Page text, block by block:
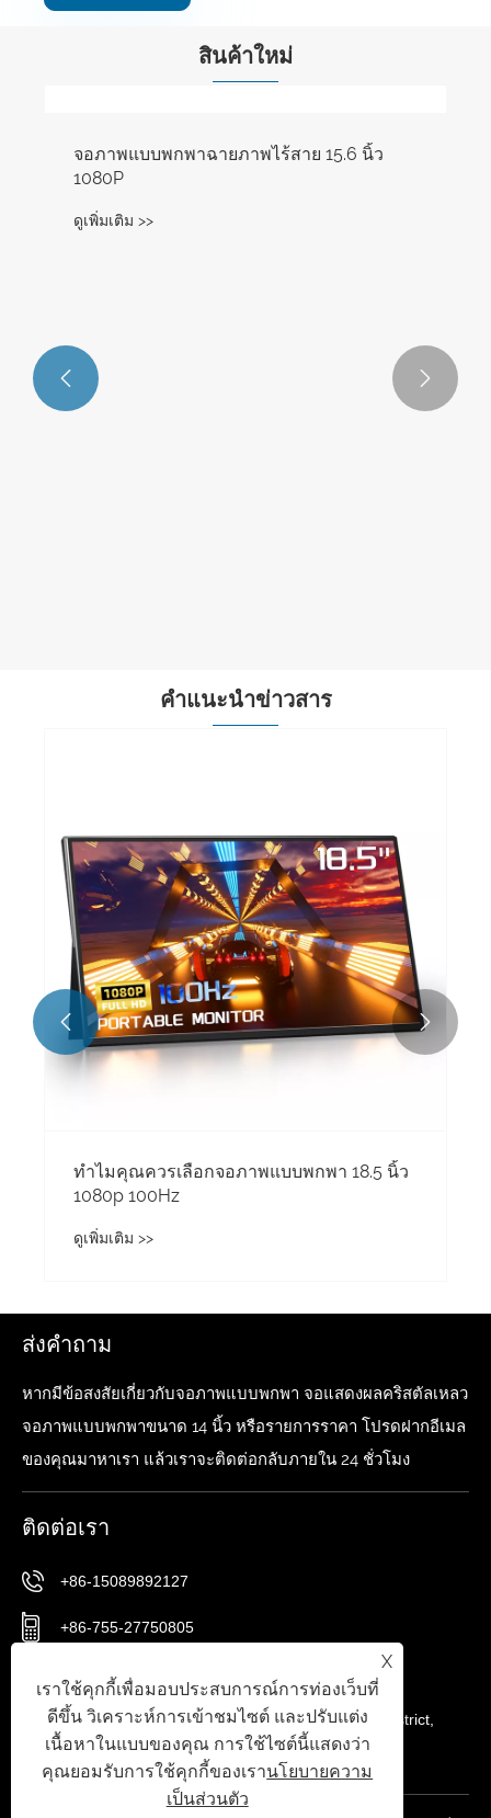
สินค้าใหม่
จอภาพแบบพกพาฉายภาพไร้สาย 15.6 นิ้ว
1080P
ดูเพิ่มเติม >>
 
คำแนะนำข่าวสาร
ทำไมคุณควรเลือกจอภาพแบบพกพา 18.5 นิ้ว
1080p 100Hz
ดูเพิ่มเติม >>
 
ส่งคำถาม
หากมีข้อสงสัยเกี่ยวกับจอภาพแบบพกพา จอแสดงผลคริสตัลเหลว
จอภาพแบบพกพาขนาด 14 นิ้ว หรือรายการราคา โปรดฝากอีเมล
ของคุณมาหาเรา แล้วเราจะติดต่อกลับภายใน 24 ชั่วโมง
ติดต่อเรา
+86-15089892127
+86-755-27750805
sxl@szsxkjkg.com
No.56 Gushu 1st Road, Xixiang Street, Baoan District,
เมืองเซินเจิ้น, มณฑลกวางตุ้ง, จีน
X
เราใช้คุกกี้เพื่อมอบประสบการณ์การท่องเว็บที่
ดีขึ้น วิเคราะห์การเข้าชมไซต์ และปรับแต่ง
เนื้อหาในแบบของคุณ การใช้ไซต์นี้แสดงว่า
คุณยอมรับการใช้คุกกี้ของเรานโยบายความ
เป็นส่วนตัว